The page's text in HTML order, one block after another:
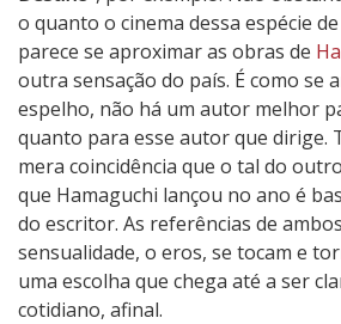
o quanto o cinema dessa espécie
parece se aproximar as obras de
outra sensação do país. É como se
espelho, não há um autor melhor
quanto para esse autor que dirige.
mera coincidência que o tal do
que Hamaguchi lançou no ano é
do escritor. As referências de
sensualidade, o eros, se tocam e
uma escolha que chega até a ser
cotidiano, afinal.